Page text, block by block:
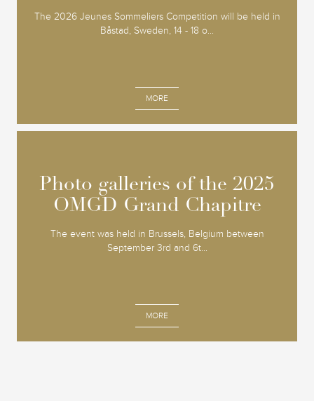
The 2026 Jeunes Sommeliers Competition will be held in
Båstad, Sweden, 14 - 18 o...
MORE
Photo galleries of the 2025
OMGD Grand Chapitre
The event was held in Brussels, Belgium between
September 3rd and 6t...
MORE
Photo galleries of the 2025
OMGD Grand Chapitre